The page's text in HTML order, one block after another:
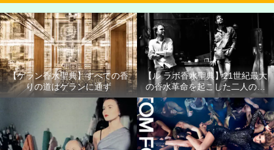
【ゲラン香水聖典】すべての香
りの道はゲランに通ず
【ル ラボ香水聖典】21世紀最大
の香水革命を起こした二人の男
たち